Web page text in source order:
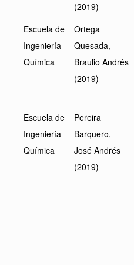
(2019)
Escuela de
Ingeniería
Química
Ortega
Quesada,
Braulio Andrés
(2019)
Escuela de
Ingeniería
Química
Pereira
Barquero,
José Andrés
(2019)